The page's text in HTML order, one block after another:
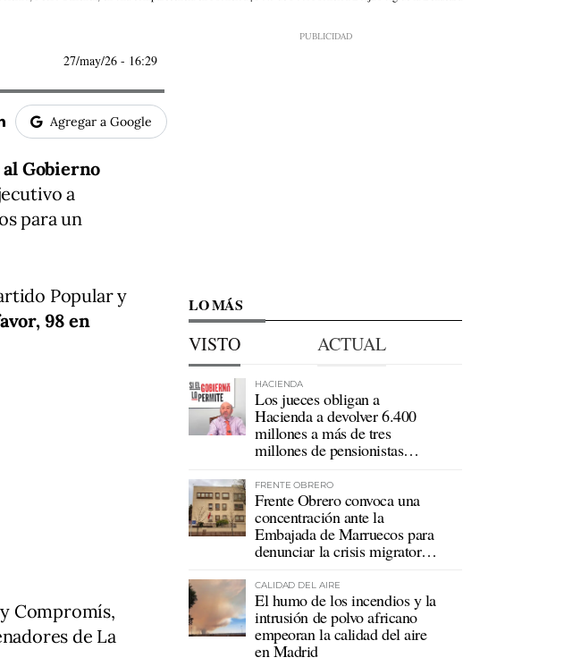
27/may/26 - 16:29
Agregar a Google
Gobierno
a
para un
Popular y
98 en
Compromís,
de La
LO MÁS
VISTO ACTUAL
HACIENDA
Los jueces obligan a
Hacienda a devolver 6.400
millones a más de tres
millones de pensionistas
FRENTE OBRERO
Frente Obrero convoca una
concentración ante la
Embajada de Marruecos para
denunciar la crisis migratoria
CALIDAD DEL AIRE
El humo de los incendios y la
intrusión de polvo africano
empeoran la calidad del aire
en Madrid